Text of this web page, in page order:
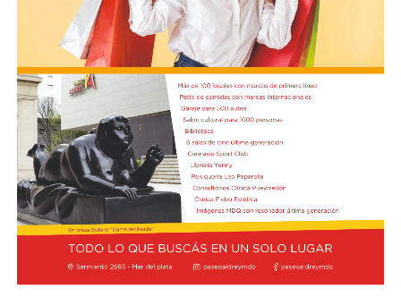
La autorización militar ocurre en un contexto de
fricción diplomática originada por las declaraciones
de Javier Milei hacia su par brasileño, Lula da Silva. Esta
situación derivó en el retiro del embajador brasileño en
Buenos Aires, Julio Bitelli.
Desde el Palacio del Planalto, el canciller Mauro
Vieira calificó los insultos del mandatario argentino
como "graves e inaceptables". Por su parte, Brasil decidió
reducir su representación en el país al nivel de
encargado de negocios.